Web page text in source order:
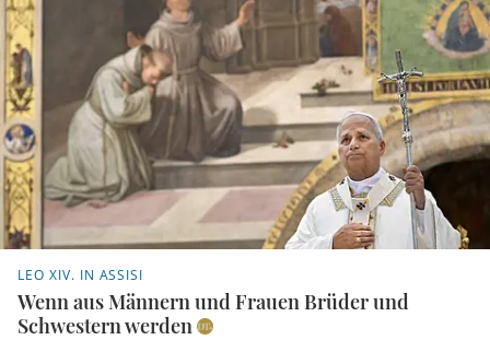
LEO XIV. IN ASSISI
Wenn aus Männern und Frauen Brüder und
Schwestern werden